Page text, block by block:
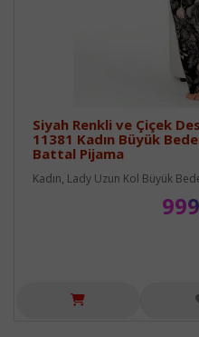
Siyah Renkli ve Çiçek
11381 Kadın Büyük
Battal Pijama
Kadın, Lady Uzun Kol Büyük